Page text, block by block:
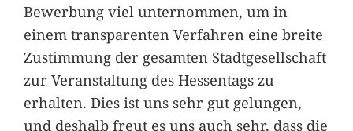
Bewerbung viel unternommen, um in
einem transparenten Verfahren eine breite
Zustimmung der gesamten Stadtgesellschaft
zur Veranstaltung des Hessentags zu
erhalten. Dies ist uns sehr gut gelungen,
und deshalb freut es uns auch sehr, dass die